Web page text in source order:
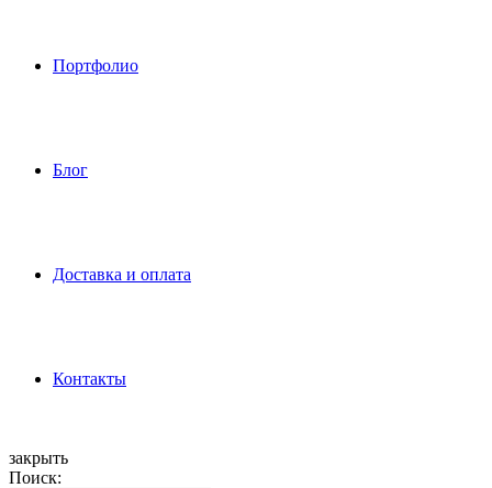
Портфолио
Блог
Доставка и оплата
Контакты
закрыть
Поиск: